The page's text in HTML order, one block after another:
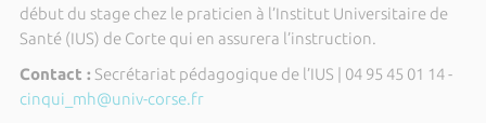
début du stage chez le praticien à l’Institut Universitaire de
Santé (IUS) de Corte qui en assurera l’instruction.
Contact : Secrétariat pédagogique de l’IUS | 04 95 45 01 14 -
cinqui_mh@univ-corse.fr